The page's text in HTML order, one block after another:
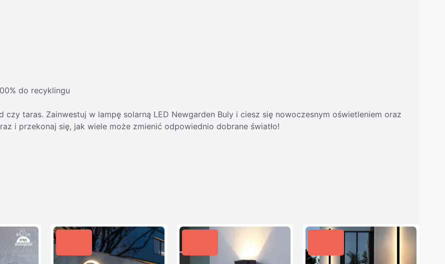
do recyklingu
taras. Zainwestuj w lampę solarną LED Newgarden Buly i ciesz się nowoczesnym oświetleniem oraz
i przekonaj się, jak wiele może zmienić odpowiednio dobrane światło!